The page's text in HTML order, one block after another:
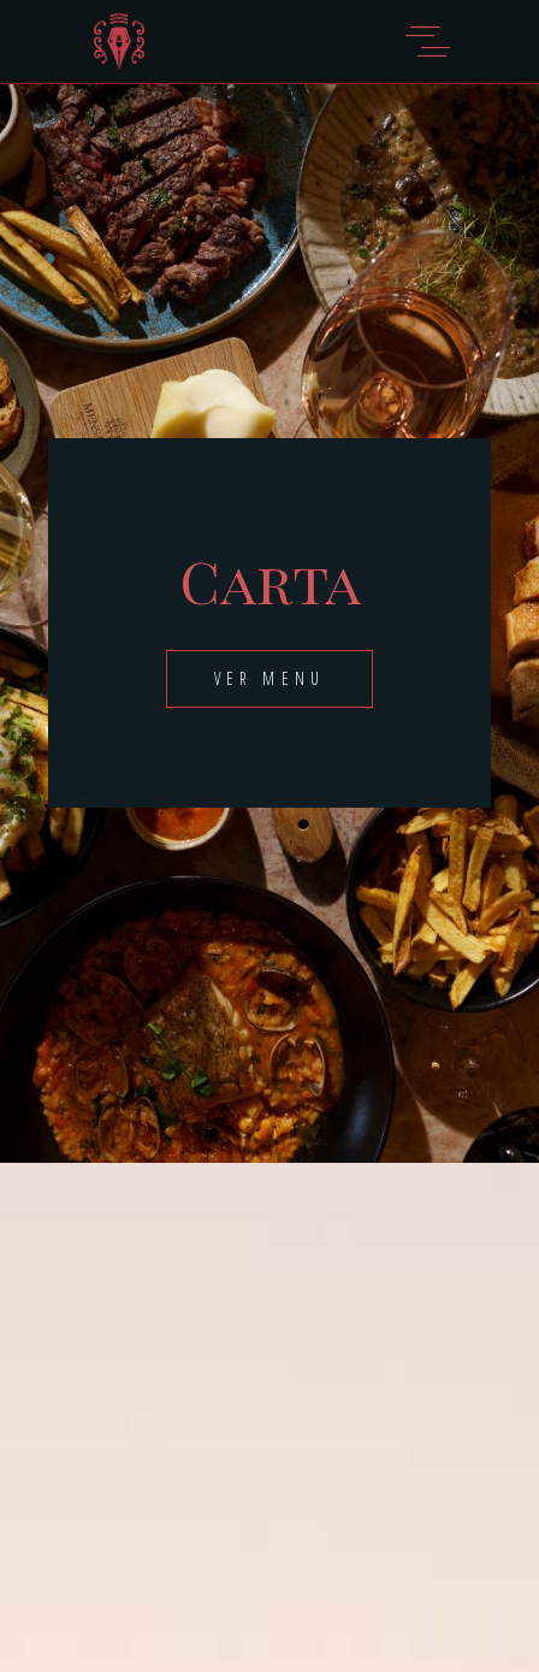
Carta
VER MENU